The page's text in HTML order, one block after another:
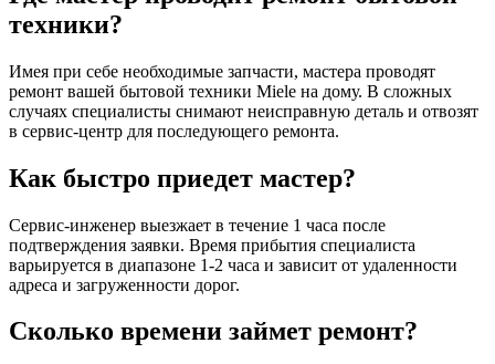
техники?
Имея при себе необходимые запчасти, мастера проводят
ремонт вашей бытовой техники Miele на дому. В сложных
случаях специалисты снимают неисправную деталь и отвозят
в сервис-центр для последующего ремонта.
Как быстро приедет мастер?
Сервис-инженер выезжает в течение 1 часа после
подтверждения заявки. Время прибытия специалиста
варьируется в диапазоне 1-2 часа и зависит от удаленности
адреса и загруженности дорог.
Сколько времени займет ремонт?